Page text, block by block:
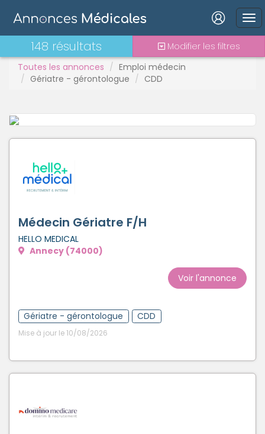
Connexion
Mot de passe oublié ?
Connexion
Se connecter avec LinkedIn
Créer un compte
Toutes les annonces
Emploi médecin
Gériatre - gérontologue
CDD
148 résultats Modifier les filtres
Médecin Gériatre F/H
HELLO MEDICAL
Annecy (74000)
Voir l'annonce
Gériatre - gérontologue CDD
Mise à jour le 10/08/2026